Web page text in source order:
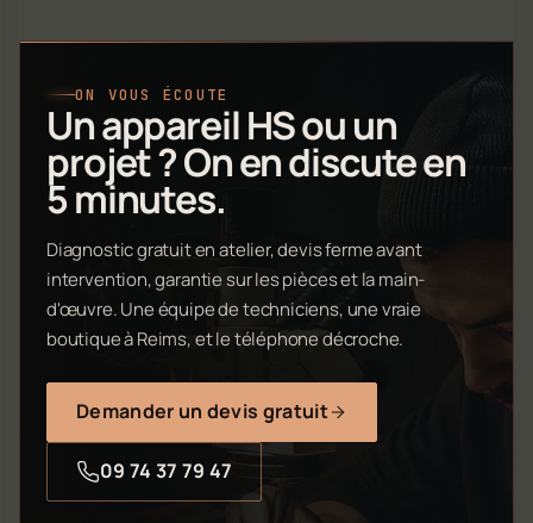
ON VOUS ÉCOUTE
Un appareil HS ou un
projet ? On en discute en
5 minutes.
Diagnostic gratuit en atelier, devis ferme avant
intervention, garantie sur les pièces et la main-
d'œuvre. Une équipe de techniciens, une vraie
boutique à Reims, et le téléphone décroche.
Demander un devis gratuit
09 74 37 79 47